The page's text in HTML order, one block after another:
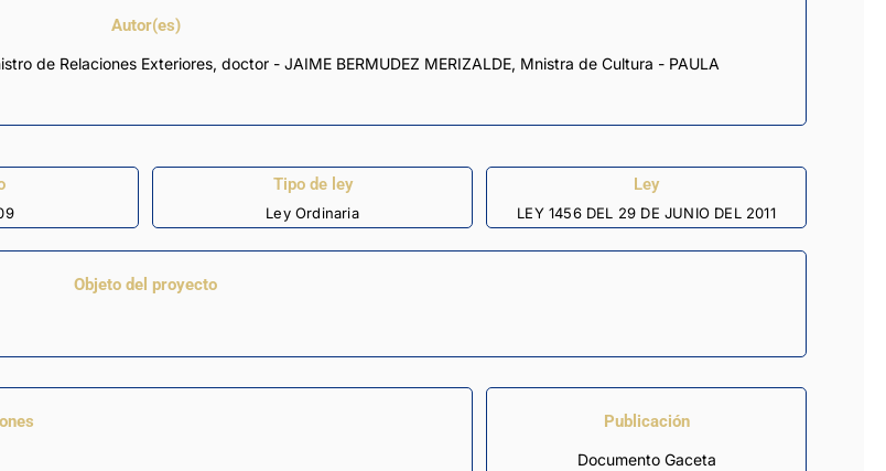
Autor(es)
Tipo de ley
Ley Ordinaria
Ley
LEY 1456 DEL 29 DE JUNIO DEL 2011
Objeto del proyecto
Publicación
Documento Gaceta